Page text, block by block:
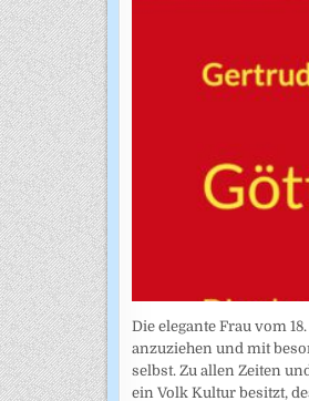
Die elegante Frau vom
anzuziehen und mit
selbst. Zu allen Zeiten
ein Volk Kultur besitzt,